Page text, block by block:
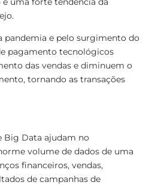
pandemia e pelo surgimento do
pagamento tecnológicos
das vendas e diminuem o
tornando as transações
Big Data ajudam no
volume de dados de uma
financeiros, vendas,
de campanhas de